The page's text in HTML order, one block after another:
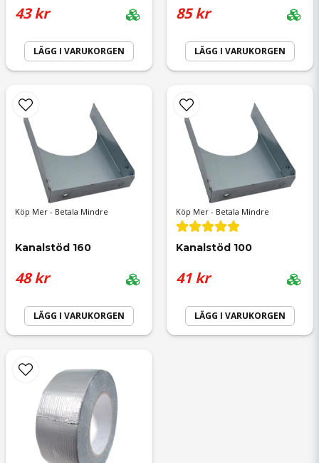
Skicka fråga
43 kr
LÄGG I VARUKORGEN
85 kr
LÄGG I VARUKORGEN
Köp Mer - Betala Mindre
Kanalstöd 160
48 kr
LÄGG I VARUKORGEN
Köp Mer - Betala Mindre
Kanalstöd 100
41 kr
LÄGG I VARUKORGEN